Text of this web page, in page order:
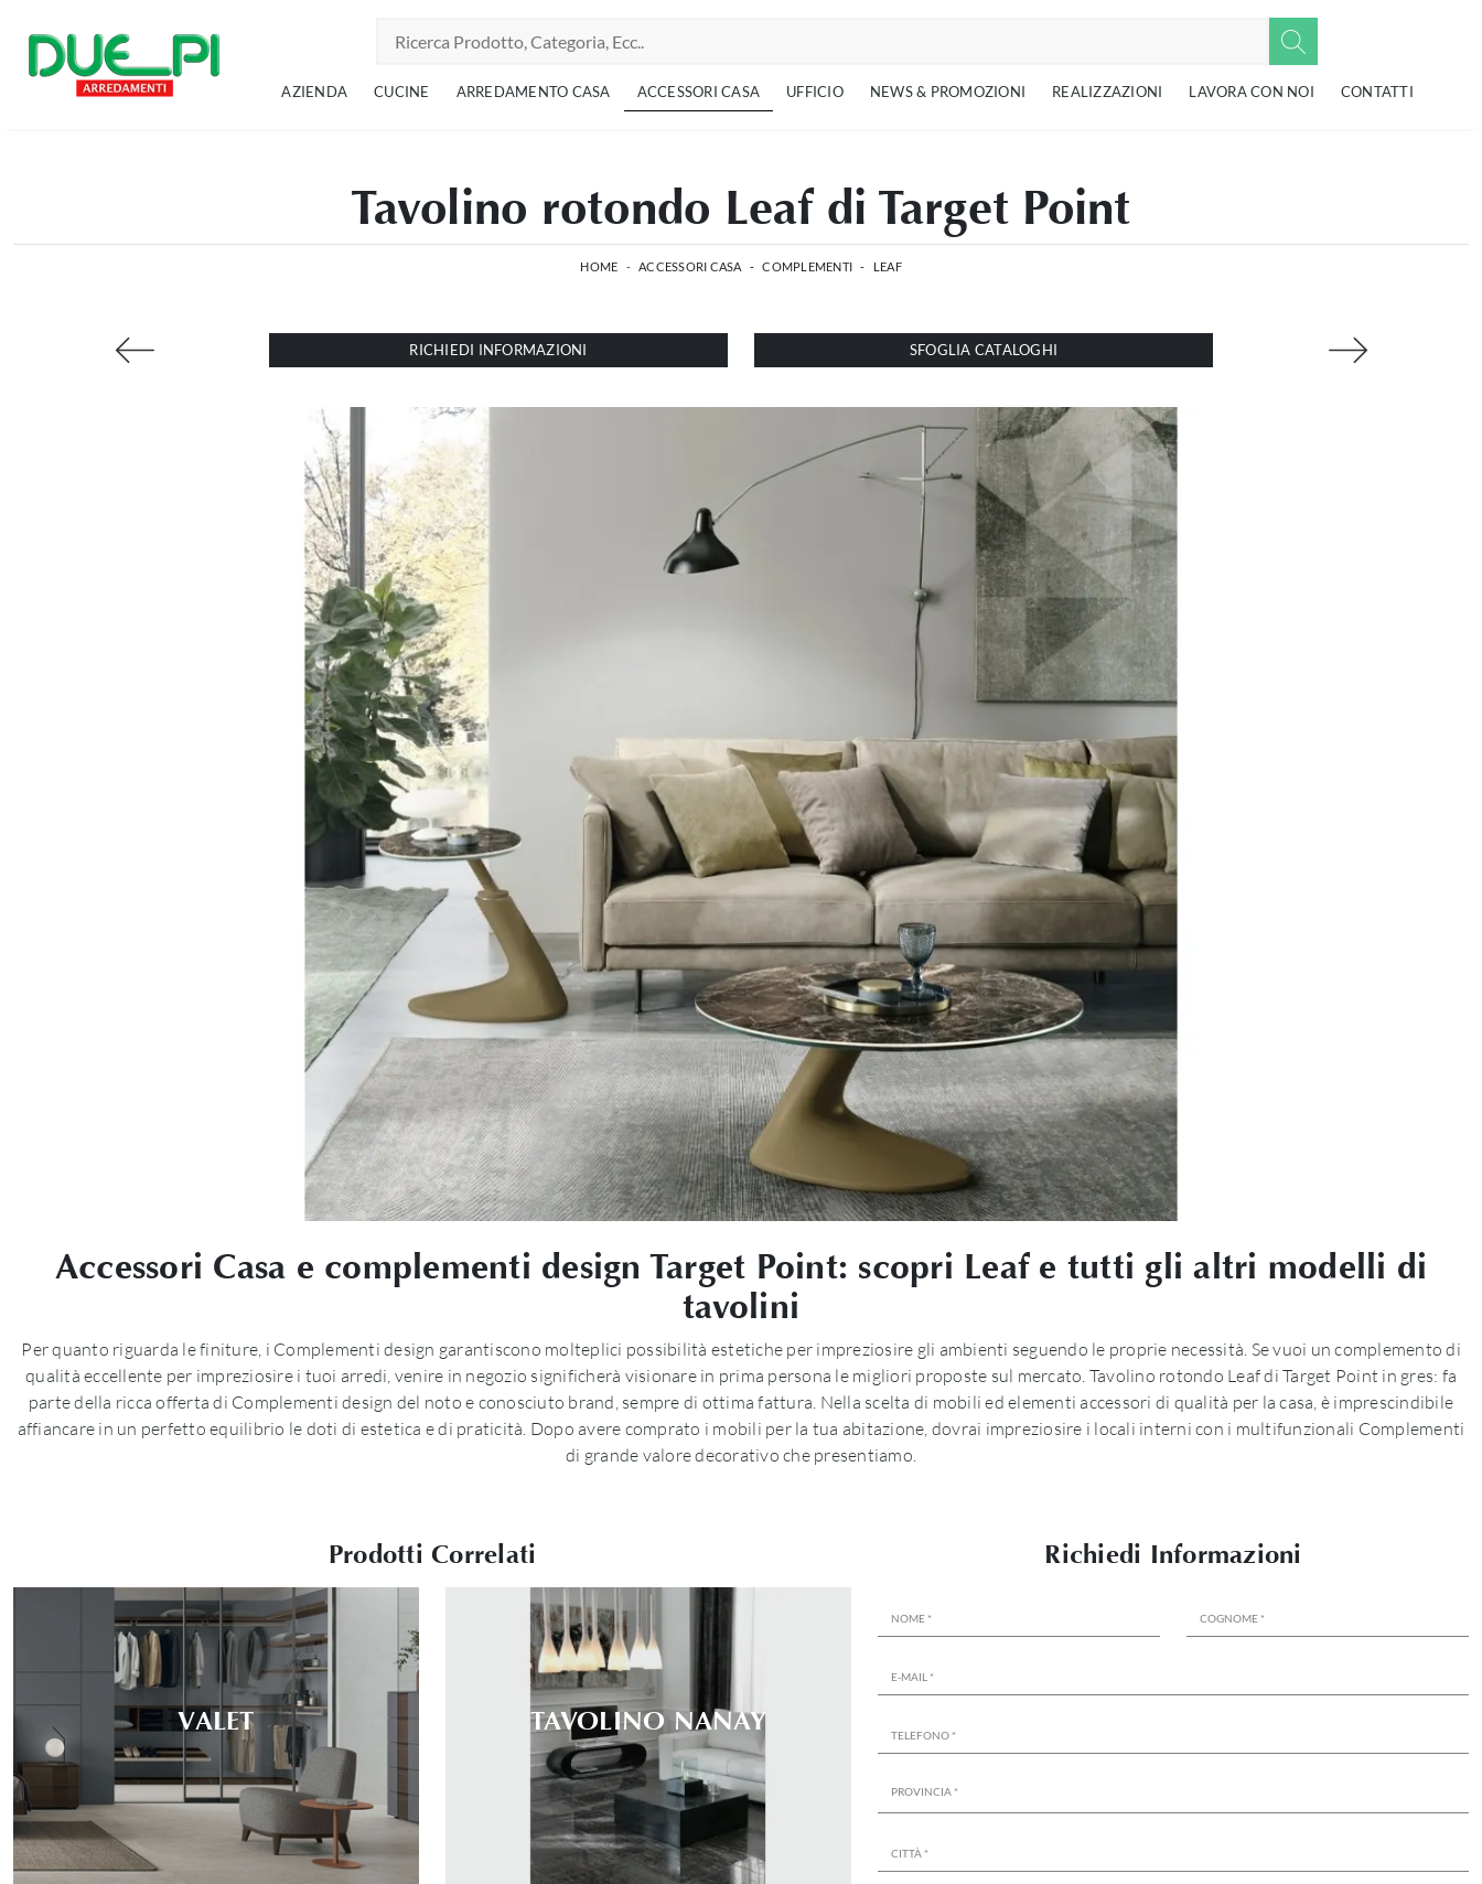
AZIENDA CUCINE ARREDAMENTO CASA ACCESSORI CASA UFFICIO NEWS & PROMOZIONI REALIZZAZIONI LAVORA CON NOI CONTATTI
Tavolino rotondo Leaf di Target Point
HOME - ACCESSORI CASA - COMPLEMENTI - LEAF
RICHIEDI INFORMAZIONI SFOGLIA CATALOGHI
Accessori Casa e complementi design Target Point: scopri Leaf e tutti gli altri modelli di
tavolini
Per quanto riguarda le finiture, i Complementi design garantiscono molteplici possibilità estetiche per impreziosire gli ambienti seguendo le proprie necessità. Se vuoi un complemento di
qualità eccellente per impreziosire i tuoi arredi, venire in negozio significherà visionare in prima persona le migliori proposte sul mercato. Tavolino rotondo Leaf di Target Point in gres: fa
parte della ricca offerta di Complementi design del noto e conosciuto brand, sempre di ottima fattura. Nella scelta di mobili ed elementi accessori di qualità per la casa, è imprescindibile
affiancare in un perfetto equilibrio le doti di estetica e di praticità. Dopo avere comprato i mobili per la tua abitazione, dovrai impreziosire i locali interni con i multifunzionali Complementi
di grande valore decorativo che presentiamo.
Prodotti Correlati
VALET TAVOLINO NANAY
Richiedi Informazioni